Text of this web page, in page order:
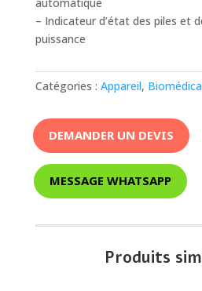
– Indicateur d’état des piles et
puissance
Catégories : Appareil,
DEMANDER UN DEVIS
MESSAGE WHATSAPP
Produits